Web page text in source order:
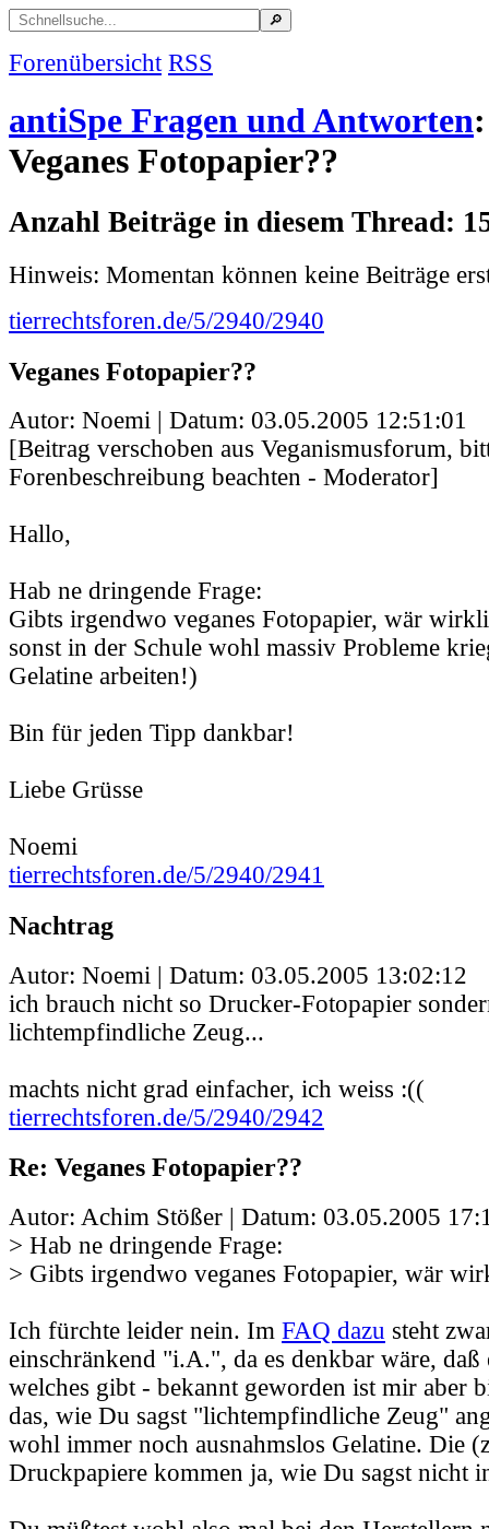
Forenübersicht RSS
antiSpe Fragen und Antworten:
Veganes Fotopapier??
Anzahl Beiträge in diesem Thread:
Hinweis: Momentan können keine Beiträge
tierrechtsforen.de/5/2940/2940
Veganes Fotopapier??
Autor: Noemi | Datum: 03.05.2005 12:51:01
[Beitrag verschoben aus Veganismusforum,
Forenbeschreibung beachten - Moderator]
Hallo,
Hab ne dringende Frage:
Gibts irgendwo veganes Fotopapier, wär
sonst in der Schule wohl massiv Probleme
Gelatine arbeiten!)
Bin für jeden Tipp dankbar!
Liebe Grüsse
Noemi
tierrechtsforen.de/5/2940/2941
Nachtrag
Autor: Noemi | Datum: 03.05.2005 13:02:12
ich brauch nicht so Drucker-Fotopapier
lichtempfindliche Zeug...
machts nicht grad einfacher, ich weiss :((
tierrechtsforen.de/5/2940/2942
Re: Veganes Fotopapier??
Autor: Achim Stößer | Datum: 03.05.2005
> Hab ne dringende Frage:
> Gibts irgendwo veganes Fotopapier, wär
Ich fürchte leider nein. Im FAQ dazu steht
einschränkend "i.A.", da es denkbar wäre, daß
welches gibt - bekannt geworden ist mir aber
das, wie Du sagst "lichtempfindliche Zeug"
wohl immer noch ausnahmslos Gelatine. Die
Druckpapiere kommen ja, wie Du sagst nicht